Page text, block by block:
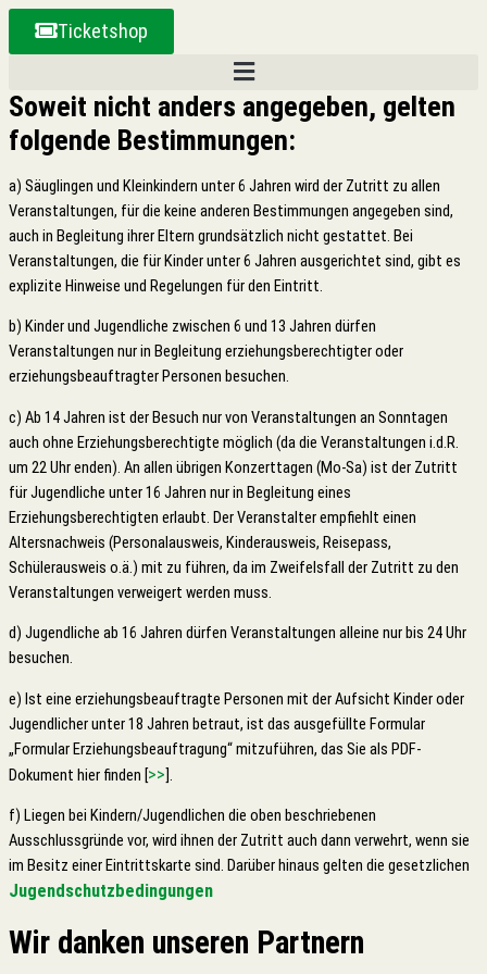
Zum
Inhalt
springen
Ticketshop
Soweit nicht anders angegeben, gelten
folgende Bestimmungen:
a) Säuglingen und Kleinkindern unter 6 Jahren wird der Zutritt zu allen
Veranstaltungen, für die keine anderen Bestimmungen angegeben sind,
auch in Begleitung ihrer Eltern grundsätzlich nicht gestattet. Bei
Veranstaltungen, die für Kinder unter 6 Jahren ausgerichtet sind, gibt es
explizite Hinweise und Regelungen für den Eintritt.
b) Kinder und Jugendliche zwischen 6 und 13 Jahren dürfen
Veranstaltungen nur in Begleitung erziehungsberechtigter oder
erziehungsbeauftragter Personen besuchen.
c) Ab 14 Jahren ist der Besuch nur von Veranstaltungen an Sonntagen
auch ohne Erziehungsberechtigte möglich (da die Veranstaltungen i.d.R.
um 22 Uhr enden). An allen übrigen Konzerttagen (Mo-Sa) ist der Zutritt
für Jugendliche unter 16 Jahren nur in Begleitung eines
Erziehungsberechtigten erlaubt. Der Veranstalter empfiehlt einen
Altersnachweis (Personalausweis, Kinderausweis, Reisepass,
Schülerausweis o.ä.) mit zu führen, da im Zweifelsfall der Zutritt zu den
Veranstaltungen verweigert werden muss.
d) Jugendliche ab 16 Jahren dürfen Veranstaltungen alleine nur bis 24 Uhr
besuchen.
e) Ist eine erziehungsbeauftragte Personen mit der Aufsicht Kinder oder
Jugendlicher unter 18 Jahren betraut, ist das ausgefüllte Formular
„Formular Erziehungsbeauftragung“ mitzuführen, das Sie als PDF-
Dokument hier finden [>>].
f) Liegen bei Kindern/Jugendlichen die oben beschriebenen
Ausschlussgründe vor, wird ihnen der Zutritt auch dann verwehrt, wenn sie
im Besitz einer Eintrittskarte sind. Darüber hinaus gelten die gesetzlichen
Jugendschutzbedingungen
Wir danken unseren Partnern